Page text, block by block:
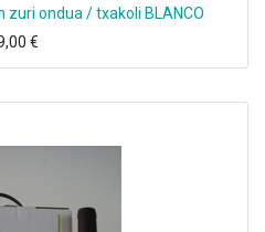
zuri ondua / txakoli BLANCO
€